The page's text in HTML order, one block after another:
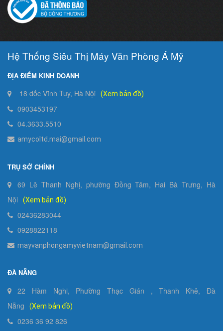
Hệ Thống Siêu Thị Máy Văn Phòng Á Mỹ
ĐỊA ĐIỂM KINH DOANH
18 dốc Vĩnh Tuy, Hà Nội (Xem bản đồ)
0903453197
04.3633.5510
amycoltd.mai@gmail.com
TRỤ SỞ CHÍNH
69 Lê Thanh Nghị, phường Đồng Tâm, Hai Bà Trưng, Hà
Nội
(Xem bản đồ)
02436283044
0928822118
mayvanphongamyvietnam@gmail.com
ĐÀ NẴNG
22 Hàm Nghi, Phường Thạc Gián , Thanh Khê, Đà
Nẵng
(Xem bản đồ)
0236 36 92 826